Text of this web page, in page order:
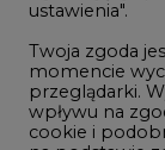
Atom
Fotowoltaika
ustawienia".
Twoja zgoda
momencie
przeglądarki.
wpływu na
cookie i